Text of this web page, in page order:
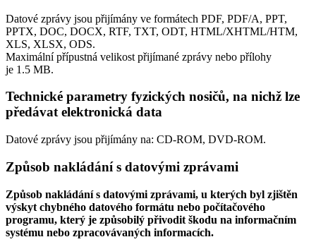
Datové zprávy jsou přijímány ve formátech PDF, PDF/A, PPT,
PPTX, DOC, DOCX, RTF, TXT, ODT, HTML/XHTML/HTM,
XLS, XLSX, ODS.
Maximální přípustná velikost přijímané zprávy nebo přílohy
je 1.5 MB.
Technické parametry fyzických nosičů, na nichž lze
předávat elektronická data
Datové zprávy jsou přijímány na: CD-ROM, DVD-ROM.
Způsob nakládání s datovými zprávami
Způsob nakládání s datovými zprávami, u kterých byl zjištěn
výskyt chybného datového formátu nebo počítačového
programu, který je způsobilý přivodit škodu na informačním
systému nebo zpracovávaných informacích.